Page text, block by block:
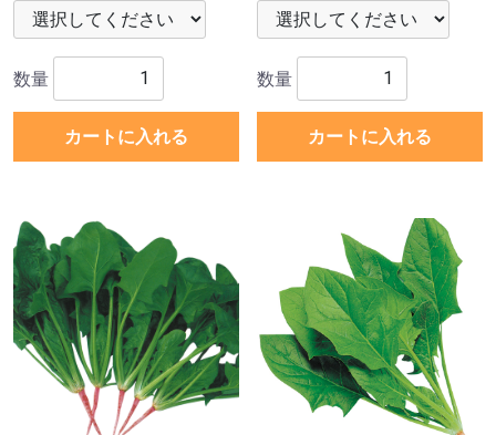
数量
カートに入れる
数量
カートに入れる